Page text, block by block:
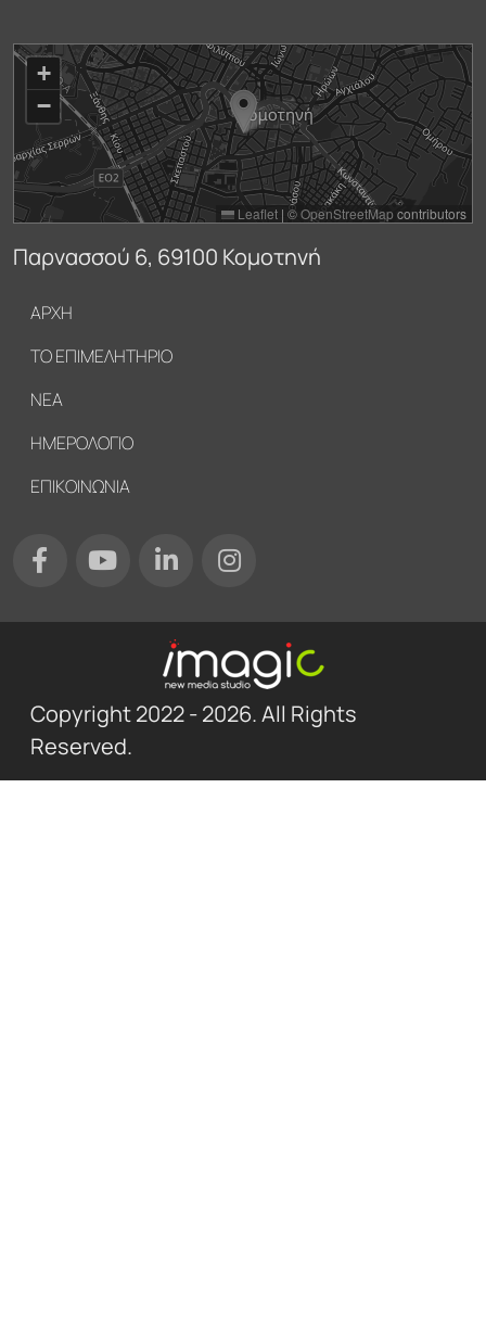
Υποσέλιδο
ΑΡΧΗ
ΤΟ ΕΠΙΜΕΛΗΤΗΡΙΟ
ΝΕΑ
ΗΜΕΡΟΛΟΓΙΟ
ΕΠΙΚΟΙΝΩΝΙΑ
+
−
Leaflet | ©OpenStreetMap contributors
Παρνασσού 6, 69100 Κομοτηνή
Copyright 2022 - 2026. All Rights
Reserved.